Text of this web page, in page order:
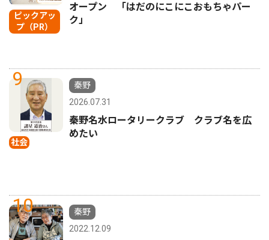
ピックアッ
プ（PR）
オープン 「はだのにこにこおもちゃパー
ク」
9
社会
秦野
2026.07.31
秦野名水ロータリークラブ クラブ名を広
めたい
10
秦野
2022.12.09